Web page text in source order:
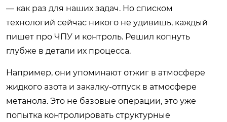
— как раз для наших задач. Но списком
технологий сейчас никого не удивишь, каждый
пишет про ЧПУ и контроль. Решил копнуть
глубже в детали их процесса.
Например, они упоминают отжиг в атмосфере
жидкого азота и закалку-отпуск в атмосфере
метанола. Это не базовые операции, это уже
попытка контролировать структурные